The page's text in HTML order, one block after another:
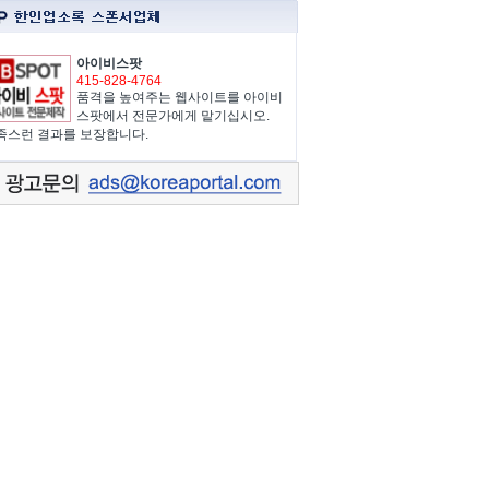
아이비스팟
415-828-4764
품격을 높여주는 웹사이트를 아이비
스팟에서 전문가에게 맡기십시오.
스런 결과를 보장합니다.